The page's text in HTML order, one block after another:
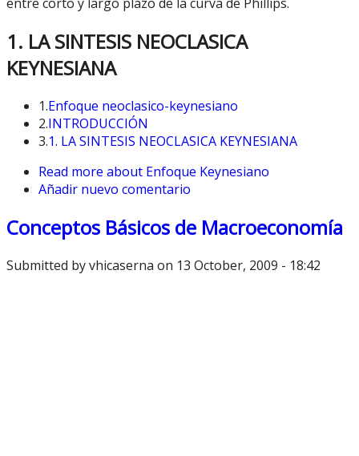
entre corto y largo plazo de la curva de Phillips.
1. LA SINTESIS NEOCLASICA
KEYNESIANA
1.Enfoque neoclasico-keynesiano
2.INTRODUCCIÓN
3.1. LA SINTESIS NEOCLASICA KEYNESIANA
Read more about Enfoque Keynesiano
Añadir nuevo comentario
Conceptos Básicos de Macroeconomía
Submitted byvhicaserna on 13 October, 2009 - 18:42